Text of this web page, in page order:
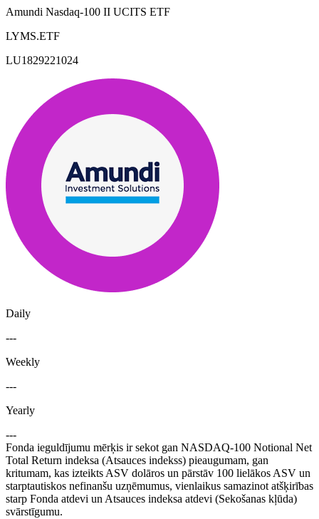
Amundi Nasdaq-100 II UCITS ETF
LYMS.ETF
LU1829221024
Daily
---
Weekly
---
Yearly
---
Fonda ieguldījumu mērķis ir sekot gan NASDAQ-100 Notional Net
Total Return indeksa (Atsauces indekss) pieaugumam, gan
kritumam, kas izteikts ASV dolāros un pārstāv 100 lielākos ASV un
starptautiskos nefinanšu uzņēmumus, vienlaikus samazinot atšķirības
starp Fonda atdevi un Atsauces indeksa atdevi (Sekošanas kļūda)
svārstīgumu.